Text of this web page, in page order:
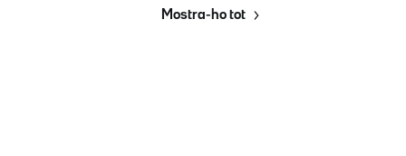
Mostra-ho tot